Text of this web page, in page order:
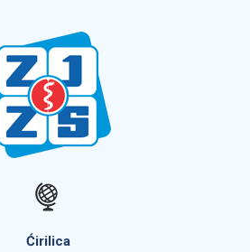
Ćirilica